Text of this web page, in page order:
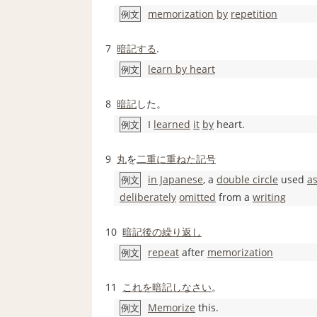
例文 memorization by repetition
7 暗記する.
例文 learn by heart
8 暗記した。
例文 I learned it by heart.
9 丸を二重に重ねた記号
例文 in Japanese, a double circle used
deliberately omitted from a writing
10 暗記後の繰り返し
例文 repeat after memorization
11 これを暗記しなさい。
例文 Memorize this.